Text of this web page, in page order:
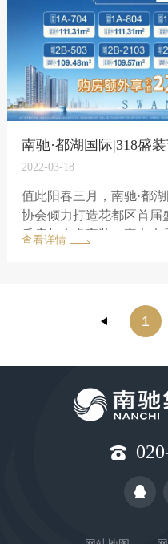
南驰·都湖国际|318盛
2022-03-18
值此阳春三月，南驰·都
协会倾力打造花都区首届
质房与众多家装、家电大
查看详情
1